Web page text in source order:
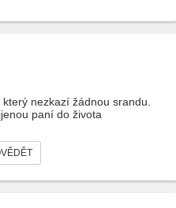
nezkazí žádnou srandu.
paní do života